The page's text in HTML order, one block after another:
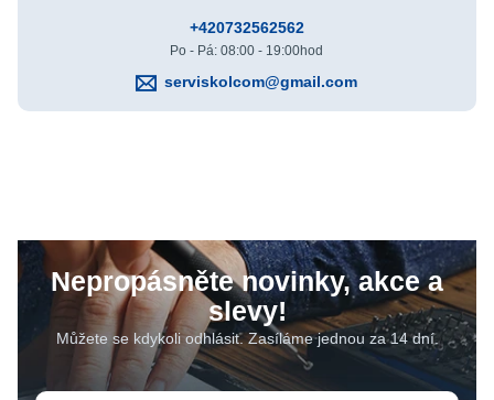
+420732562562
Po - Pá: 08:00 - 19:00hod
serviskolcom@gmail.com
Nepropásněte novinky, akce a
slevy!
Můžete se kdykoli odhlásit. Zasíláme jednou za 14 dní.